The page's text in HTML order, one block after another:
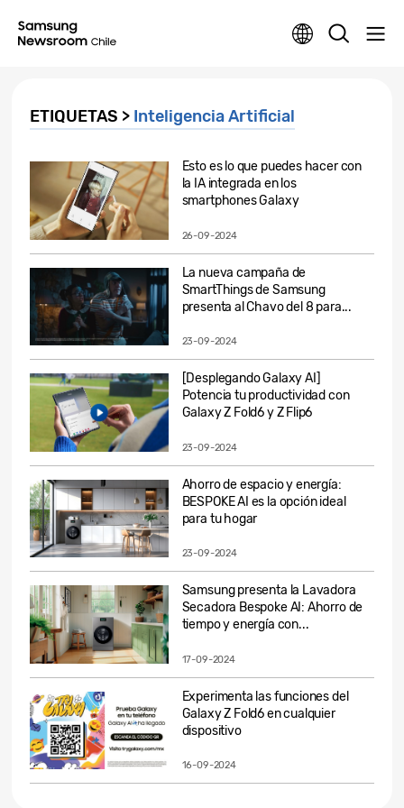
ETIQUETAS > Inteligencia Artificial
Esto es lo que puedes hacer con
la IA integrada en los
smartphones Galaxy
26-09-2024
La nueva campaña de
SmartThings de Samsung
presenta al Chavo del 8 para...
23-09-2024
[Desplegando Galaxy AI]
Potencia tu productividad con
Galaxy Z Fold6 y Z Flip6
23-09-2024
Ahorro de espacio y energía:
BESPOKE AI es la opción ideal
para tu hogar
23-09-2024
Samsung presenta la Lavadora
Secadora Bespoke AI: Ahorro de
tiempo y energía con...
17-09-2024
Experimenta las funciones del
Galaxy Z Fold6 en cualquier
dispositivo
16-09-2024